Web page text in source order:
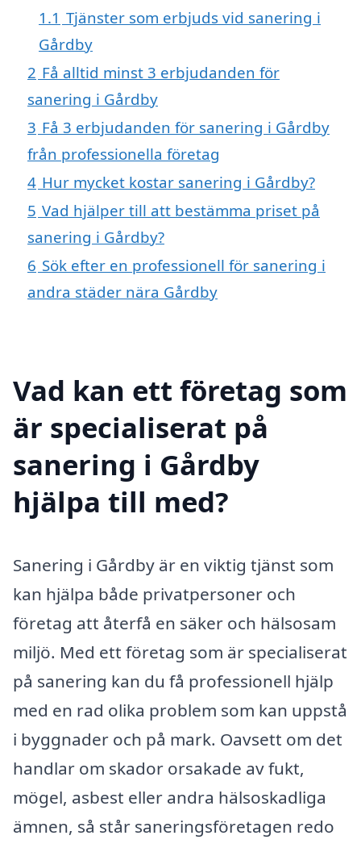
1.1 Tjänster som erbjuds vid sanering i
Gårdby
2 Få alltid minst 3 erbjudanden för
sanering i Gårdby
3 Få 3 erbjudanden för sanering i Gårdby
från professionella företag
4 Hur mycket kostar sanering i Gårdby?
5 Vad hjälper till att bestämma priset på
sanering i Gårdby?
6 Sök efter en professionell för sanering i
andra städer nära Gårdby
Vad kan ett företag som
är specialiserat på
sanering i Gårdby
hjälpa till med?
Sanering i Gårdby är en viktig tjänst som
kan hjälpa både privatpersoner och
företag att återfå en säker och hälsosam
miljö. Med ett företag som är specialiserat
på sanering kan du få professionell hjälp
med en rad olika problem som kan uppstå
i byggnader och på mark. Oavsett om det
handlar om skador orsakade av fukt,
mögel, asbest eller andra hälsoskadliga
ämnen, så står saneringsföretagen redo